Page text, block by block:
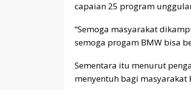
capaian 25 program
“Semoga masyarakat
semoga progam BMW bisa
Sementara itu menurut
menyentuh bagi masyarakat